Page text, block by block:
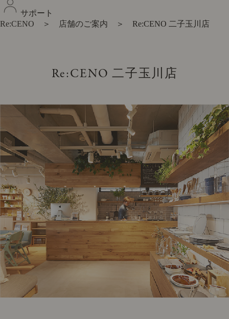
サポート
Re:CENO ＞ 店舗のご案内 ＞ Re:CENO 二子玉川店
Re:CENO 二子玉川店